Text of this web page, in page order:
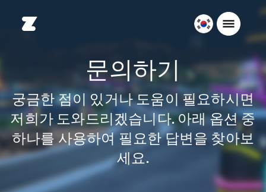
대
국
한
국
어
문의하기
궁금한 점이 있거나 도움이 필요하시면
저희가 도와드리겠습니다. 아래 옵션 중
하나를 사용하여 필요한 답변을 찾아보
세요.